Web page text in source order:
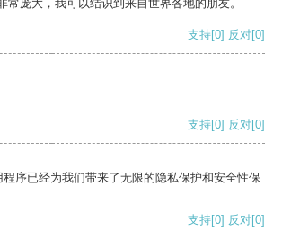
常庞大，我可以结识到来自世界各地的朋友。
支持[0] 反对[0]
支持[0] 反对[0]
序已经为我们带来了无限的隐私保护和安全性保
支持[0] 反对[0]